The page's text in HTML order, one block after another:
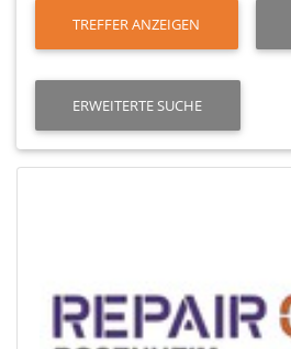
TREFFER ANZEIGEN
ERWEITERTE SUCHE